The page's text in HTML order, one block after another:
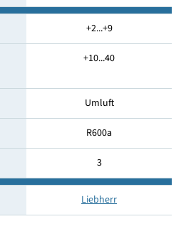
+2...+9
+10...40
Umluft
R600a
3
Liebherr